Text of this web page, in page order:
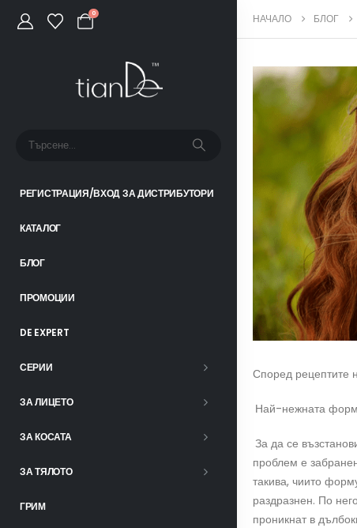
0
РЕГИСТРАЦИЯ/ВХОД ЗА ДИСТРИБУТОРИ
КАТАЛОГ
БЛОГ
ПРОМОЦИИ
DE EXPERT
СЕРИИ
ЗА ЛИЦЕТО
ЗА КОСАТА
ЗА ТЯЛОТО
ГРИМ
НАЧАЛО БЛОГ
Според рецептите
Най-нежната
За да се
проблем е
такива, чиито
раздразнен. По
проникнат в